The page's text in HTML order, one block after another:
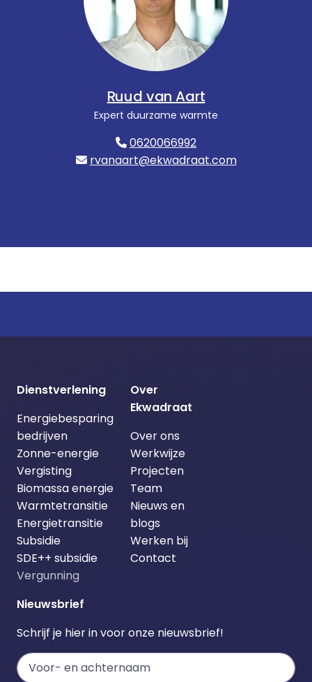
Ruud van Aart
Expert duurzame warmte
0620066992
rvanaart@ekwadraat.com
Dienstverlening
Energiebesparing
bedrijven
Zonne-energie
Vergisting
Biomassa energie
Warmtetransitie
Energietransitie
Subsidie
SDE++ subsidie
Vergunning
Over
Ekwadraat
Over ons
Werkwijze
Projecten
Team
Nieuws en
blogs
Werken bij
Contact
Nieuwsbrief
Schrijf je hier in voor onze nieuwsbrief!